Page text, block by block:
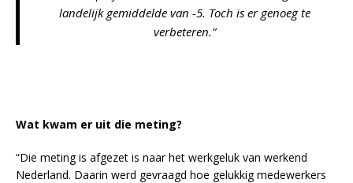
landelijk gemiddelde van -5. Toch is er genoeg te
verbeteren.”
Wat kwam er uit die meting?
“Die meting is afgezet is naar het werkgeluk van werkend
Nederland. Daarin werd gevraagd hoe gelukkig medewerkers